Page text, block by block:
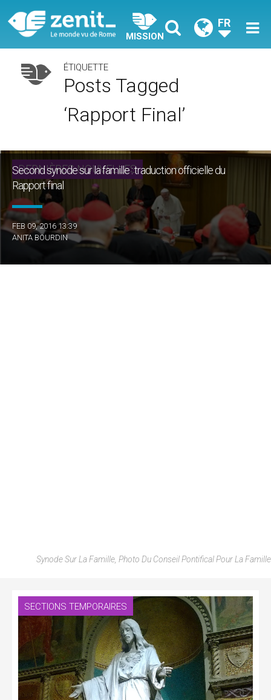
MISSION
FR
ÉTIQUETTE
Posts Tagged
‘rapport Final’
DERNIÈRES NOUVELLES
Second synode sur la famille : traduction officielle du
Rapport final
FEB 09, 2016 13:39
ANITA BOURDIN
Synode Sur La Famille, Photo Du Conseil Pontifical Pour La Famille
SECTIONS TEMPORAIRES